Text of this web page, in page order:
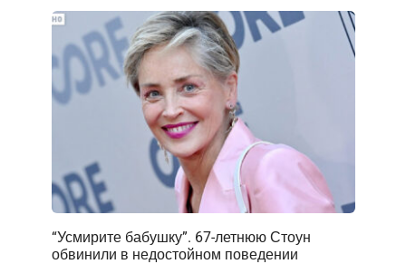
“Усмирите бабушку”. 67-летнюю Стоун
обвинили в недостойном поведении